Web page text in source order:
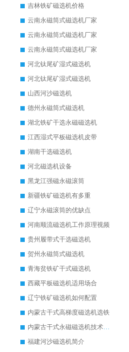
吉林铁矿磁选机价格
云南永磁筒式磁选机厂家
云南永磁筒式磁选机厂家
云南永磁筒式磁选机厂家
河北钛尾矿湿式磁选机
河北钛尾矿湿式磁选机
山西河沙磁选机
德州永磁筒式磁选机
湖北铁矿干选永磁磁选机
江西湿式平板磁选机皮带
湖南干选磁选机
河北磁选机设备
黑龙江强磁永磁滚筒
新疆铁矿磁选机有多重
辽宁永磁滚筒的优缺点
河南顺流磁选机工作原理视频
贵州履带式干选磁选机
贺州永磁筒式磁选机
青海贫铁矿干式磁选机
西藏平板磁选机适用场合
辽宁铁矿磁选机如何配置
内蒙古干式高梯度磁选机选铁
内蒙古干式永磁磁选机技术要求
福建河沙磁选机简介